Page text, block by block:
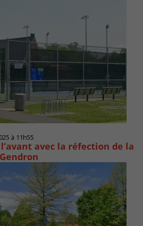
à 11h55
avec la réfection de la